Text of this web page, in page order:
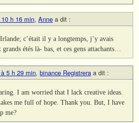
h 16 min, Anne a dit :
c’était il y a longtemps, j’y avais
étés là- bas, et ces gens attachants…
5 h 29 min, binance Registrera a dit :
I am worried that I lack creative ideas.
me full of hope. Thank you. But, I have
me?